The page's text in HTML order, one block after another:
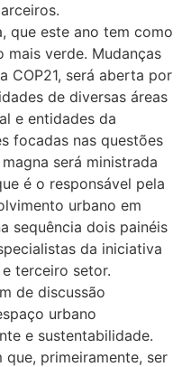
que este ano tem como
mais verde. Mudanças
COP21, será aberta por
de diversas áreas
e entidades da
focadas nas questões
será ministrada
é o responsável pela
urbano em
sequência dois painéis
da iniciativa
terceiro setor.
de discussão
urbano
e sustentabilidade.
primeiramente, ser